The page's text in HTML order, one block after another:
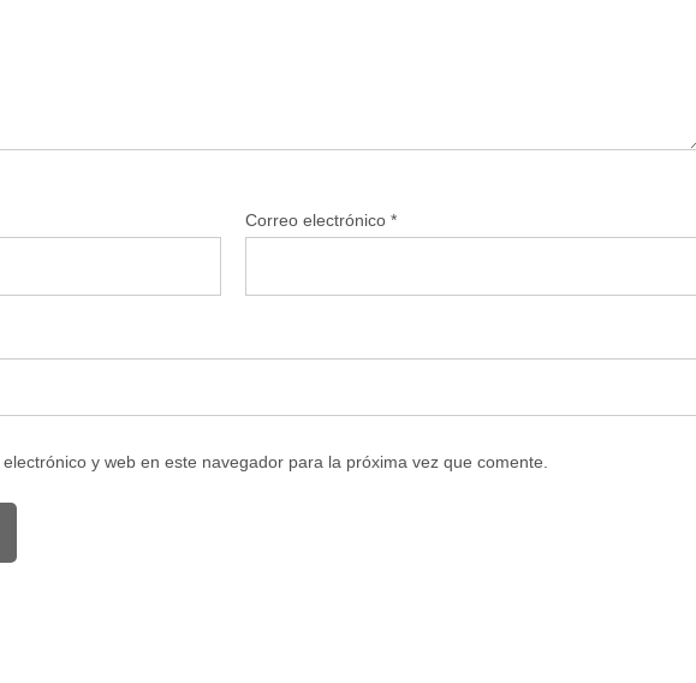
Correo electrónico *
y web en este navegador para la próxima vez que comente.